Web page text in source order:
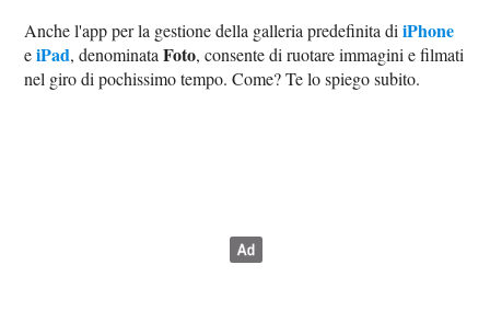
Anche l'app per la gestione della galleria predefinita diiPhone
eiPad, denominataFoto, consente di ruotare immagini e filmati
nel giro di pochissimo tempo. Come? Te lo spiego subito.